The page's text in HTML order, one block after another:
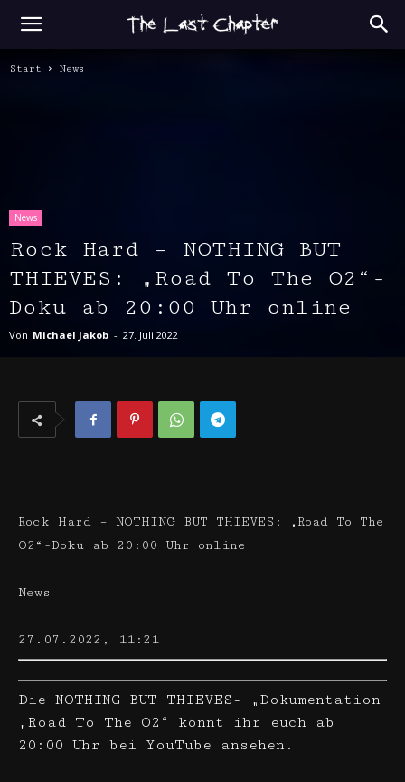
Start News
News
Rock Hard – NOTHING BUT
THIEVES: „Road To The O2“-
Doku ab 20:00 Uhr online
Von Michael Jakob - 27. Juli 2022
Rock Hard – NOTHING BUT THIEVES: „Road To The
O2“-Doku ab 20:00 Uhr online
News
27.07.2022, 11:21
Die NOTHING BUT THIEVES- „Dokumentation
„Road To The O2“ könnt ihr euch ab
20:00 Uhr bei YouTube ansehen.